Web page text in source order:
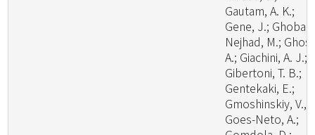
Gautam, A. K.;
Gene, J.;
Nejhad, M.;
A.; Giachini, A. J.;
Gibertoni, T. B.;
Gentekaki, E.;
Gmoshinskiy, V.,
Goes-Neto, A.;